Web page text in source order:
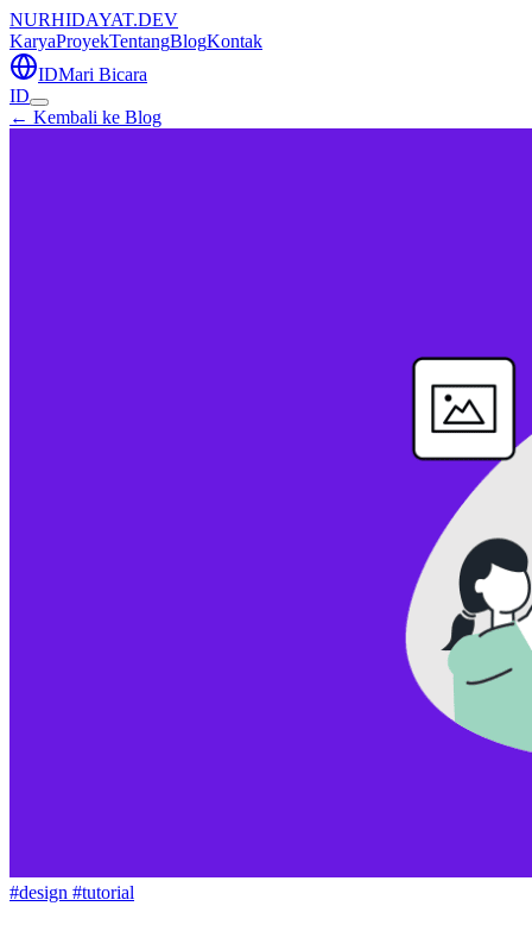
NURHIDAYAT.DEV
KaryaProyekTentangBlogKontak
IDMari Bicara
ID
← Kembali ke Blog
#design #tutorial